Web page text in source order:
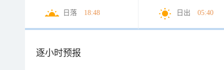
日落 18:48 日出 05:40
逐小时预报